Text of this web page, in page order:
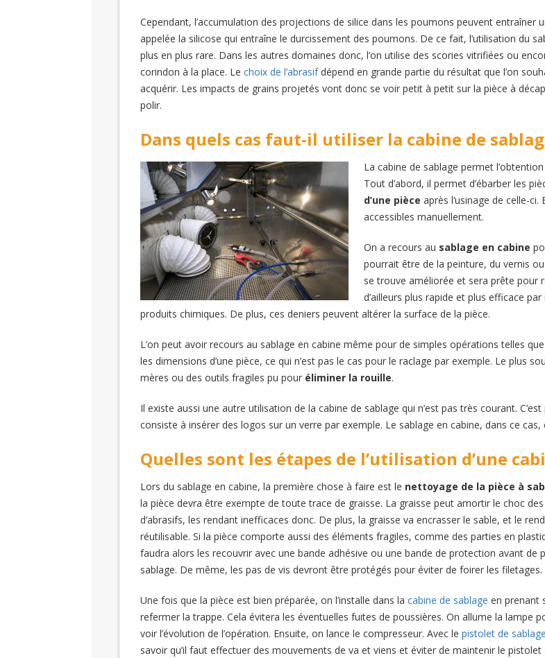
Cependant, l’accumulation des projections de silice dans les poumons peuvent entraîner
appelée la silicose qui entraîne le durcissement des poumons. De ce fait, l’utilisation du
plus en plus rare. Dans les autres domaines donc, l’on utilise des scories vitrifiées ou
corindon à la place. Le choix de l’abrasifdépend en grande partie du résultat que l’on
acquérir. Les impacts de grains projetés vont donc se voir petit à petit sur la pièce à
polir.
Dans quels cas faut-il utiliser la cabine de
La cabine de sablage permet
Tout d’abord, il permet d’ébarber les
d’une pièce après l’usinage de celle-
accessibles manuellement.
On a recours au sablage en cabine
pourrait être de la peinture, du vernis
se trouve améliorée et sera prête pour
d’ailleurs plus rapide et plus efficace
produits chimiques. De plus, ces deniers peuvent altérer la surface de la pièce.
L’on peut avoir recours au sablage en cabine même pour de simples opérations telles
les dimensions d’une pièce, ce qui n’est pas le cas pour le raclage par exemple. Le plus
mères ou des outils fragiles pu pour éliminer la rouille.
Il existe aussi une autre utilisation de la cabine de sablage qui n’est pas très courant.
consiste à insérer des logos sur un verre par exemple. Le sablage en cabine, dans ce
Quelles sont les étapes de l’utilisation d’une
Lors du sablage en cabine, la première chose à faire est le nettoyage de la pièce à
la pièce devra être exempte de toute trace de graisse. La graisse peut amortir le choc
d’abrasifs, les rendant inefficaces donc. De plus, la graisse va encrasser le sable, et le
réutilisable. Si la pièce comporte aussi des éléments fragiles, comme des parties en
faudra alors les recouvrir avec une bande adhésive ou une bande de protection avant de
sablage. De même, les pas de vis devront être protégés pour éviter de foirer les filetages.
Une fois que la pièce est bien préparée, on l’installe dans la cabine de sablage en prenant
refermer la trappe. Cela évitera les éventuelles fuites de poussières. On allume la lampe
voir l’évolution de l’opération. Ensuite, on lance le compresseur. Avec le pistolet de sablage
savoir qu’il faut effectuer des mouvements de va et viens et éviter de maintenir le